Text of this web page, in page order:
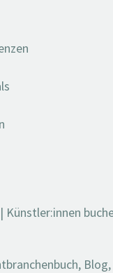
| Künstler:innen